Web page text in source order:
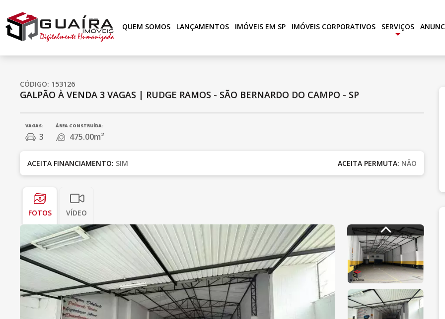
QUEM SOMOS LANÇAMENTOS IMÓVEIS EM SP
IMÓVEIS CORPORATIVOS
SERVIÇOS
CÓDIGO: 153126
GALPÃO À VENDA 3 VAGAS | RUDGE RAMOS - SÃO BERNARDO DO CAMPO - SP
VAGAS:
3
ÁREA CONSTRUÍDA:
475.00m²
ACEITA FINANCIAMENTO: SIM ACEITA PERMUTA: NÃO
FOTOS VÍDEO